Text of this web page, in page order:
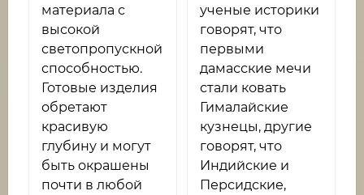
материала с
высокой
светопропускной
способностью.
Готовые изделия
обретают
красивую
глубину и могут
быть окрашены
почти в любой
ученые историки
говорят, что
первыми
дамасские мечи
стали ковать
Гималайские
кузнецы, другие
говорят, что
Индийские и
Персидские,